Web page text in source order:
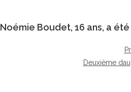
Noémie Boudet, 16 ans, a
Deuxième